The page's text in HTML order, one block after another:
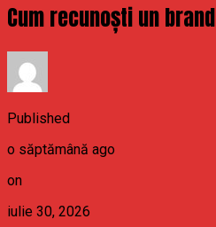
Cum recunoști un
Published
o săptămână ago
on
iulie 30, 2026